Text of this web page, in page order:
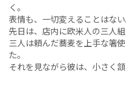
く。
表情も、一切変えることはない
先日は、店内に欧米人の三人組
三人は頼んだ蕎麦を上手な箸
た。
それを見ながら彼は、小さく